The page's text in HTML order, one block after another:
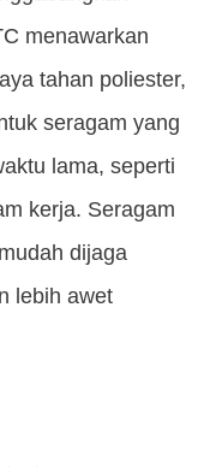
menawarkan
tahan poliester,
seragam yang
lama, seperti
kerja. Seragam
dijaga
lebih awet